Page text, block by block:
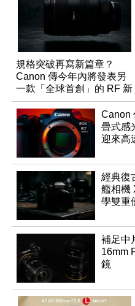
規格突破再寫新篇章？
Canon 傳今年內將發表另
一款「全球首創」的 RF 新
鏡頭
Canon
疊式感
迎來高
經典復
艦相機
學雙重
補足中
16mm
鏡